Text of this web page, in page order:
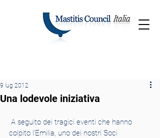
Una lodevole iniziativa
9 lug 2012
colpito l’Emilia, uno dei nostri Soci